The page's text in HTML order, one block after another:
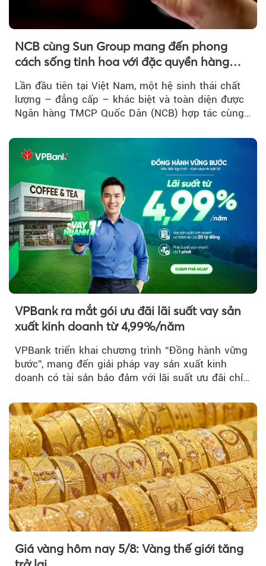
NCB cùng Sun Group mang đến phong
cách sống tinh hoa với đặc quyền hàng
đầu Việt Nam
Lần đầu tiên tại Việt Nam, một hệ sinh thái chất
lượng – đẳng cấp – khác biệt và toàn diện được
Ngân hàng TMCP Quốc Dân (NCB) hợp tác cùng
VPBank ra mắt gói ưu đãi lãi suất vay sản
xuất kinh doanh từ 4,99%/năm
VPBank triển khai chương trình “Đồng hành vững
bước”, mang đến giải pháp vay sản xuất kinh
doanh có tài sản bảo đảm với lãi suất ưu đãi chỉ
Giá vàng hôm nay 5/8: Vàng thế giới tăng